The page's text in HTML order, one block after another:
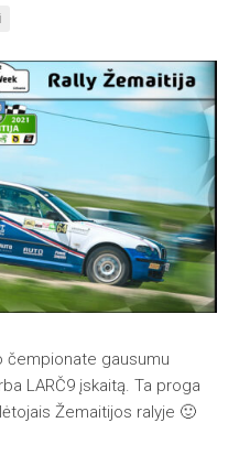
čempionate gausumu
LARČ9 įskaitą. Ta proga
Žemaitijos ralyje 🙂